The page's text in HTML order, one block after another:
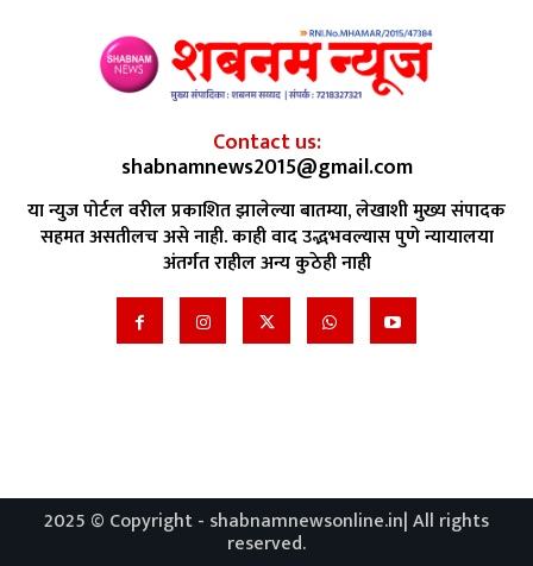
Contact us:
shabnamnews2015@gmail.com
या न्युज पोर्टल वरील प्रकाशित झालेल्या बातम्या, लेखाशी मुख्य संपादक
सहमत असतीलच असे नाही. काही वाद उद्भभवल्यास पुणे न्यायालया
अंतर्गत राहील अन्य कुठेही नाही
2025 © Copyright - shabnamnewsonline.in| All rights
reserved.